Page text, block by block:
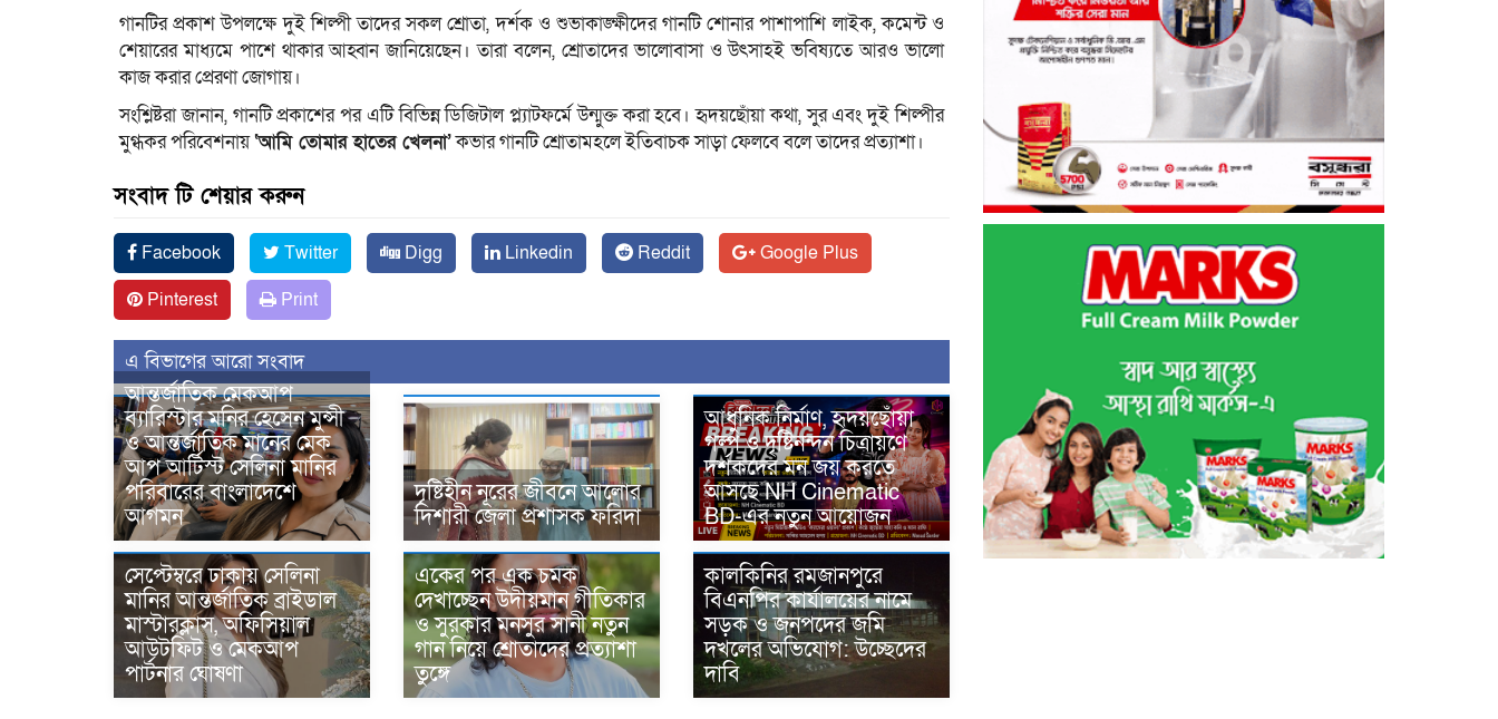
গানটির প্রকাশ উপলক্ষে দুই শিল্পী তাদের সকল শ্রোতা, দর্শক ও শুভাকাঙ্ক্ষীদের গানটি শোনার পাশাপাশি লাইক, কমেন্ট ও
শেয়ারের মাধ্যমে পাশে থাকার আহ্বান জানিয়েছেন। তারা বলেন, শ্রোতাদের ভালোবাসা ও উৎসাহই ভবিষ্যতে আরও ভালো
কাজ করার প্রেরণা জোগায়।
সংশ্লিষ্টরা জানান, গানটি প্রকাশের পর এটি বিভিন্ন ডিজিটাল প্ল্যাটফর্মে উন্মুক্ত করা হবে। হৃদয়ছোঁয়া কথা, সুর এবং দুই শিল্পীর
মুগ্ধকর পরিবেশনায়‘আমি তোমার হাতের খেলনা’কভার গানটি শ্রোতামহলে ইতিবাচক সাড়া ফেলবে বলে তাদের প্রত্যাশা।
সংবাদ টি শেয়ার করুন
Facebook Twitter Digg Linkedin Reddit
Google Plus
Pinterest
Print
এ বিভাগের আরো সংবাদ
আন্তর্জাতিক মেকআপ
ব্যারিস্টার মনির হেসেন মুন্সী
ও আন্তর্জাতিক মানের মেক
আপ আর্টিস্ট সেলিনা মানির
পরিবারের বাংলাদেশে
আগমন
দৃষ্টিহীন নূরের জীবনে আলোর
দিশারী জেলা প্রশাসক ফরিদা
আধুনিক নির্মাণ, হৃদয়ছোঁয়া
গল্প ও দৃষ্টিনন্দন চিত্রায়ণে
দর্শকদের মন জয় করতে
আসছে NH Cinematic
BD-এর নতুন আয়োজন
সেপ্টেম্বরে ঢাকায় সেলিনা
মানির আন্তর্জাতিক ব্রাইডাল
মাস্টারক্লাস, অফিসিয়াল
আউটফিট ও মেকআপ
পার্টনার ঘোষণা
একের পর এক চমক
দেখাচ্ছেন উদীয়মান গীতিকার
ও সুরকার মনসুর সানী নতুন
গান নিয়ে শ্রোতাদের প্রত্যাশা
তুঙ্গে
কালকিনির রমজানপুরে
বিএনপির কার্যালয়ের নামে
সড়ক ও জনপদের জমি
দখলের অভিযোগ: উচ্ছেদের
দাবি